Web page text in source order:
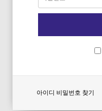
아이디 비밀번호 찾기